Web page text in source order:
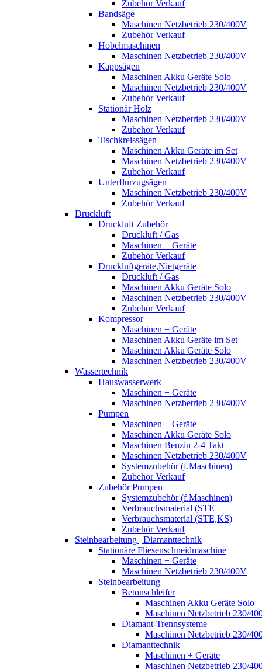
Zubehör Verkauf
Bandsäge
Maschinen Netzbetrieb 230/400V
Zubehör Verkauf
Hobelmaschinen
Maschinen Netzbetrieb 230/400V
Kappsägen
Maschinen Akku Geräte Solo
Maschinen Netzbetrieb 230/400V
Zubehör Verkauf
Stationär Holz
Maschinen Netzbetrieb 230/400V
Zubehör Verkauf
Tischkreissägen
Maschinen Akku Geräte im Set
Maschinen Netzbetrieb 230/400V
Zubehör Verkauf
Unterflurzugsägen
Maschinen Netzbetrieb 230/400V
Zubehör Verkauf
Druckluft
Druckluft Zubehör
Druckluft / Gas
Maschinen + Geräte
Zubehör Verkauf
Druckluftgeräte,Nietgeräte
Druckluft / Gas
Maschinen Akku Geräte Solo
Maschinen Netzbetrieb 230/400V
Zubehör Verkauf
Kompressor
Maschinen + Geräte
Maschinen Akku Geräte im Set
Maschinen Akku Geräte Solo
Maschinen Netzbetrieb 230/400V
Wassertechnik
Hauswasserwerk
Maschinen + Geräte
Maschinen Netzbetrieb 230/400V
Pumpen
Maschinen + Geräte
Maschinen Akku Geräte Solo
Maschinen Benzin 2-4 Takt
Maschinen Netzbetrieb 230/400V
Systemzubehör (f.Maschinen)
Zubehör Verkauf
Zubehör Pumpen
Systemzubehör (f.Maschinen)
Verbrauchsmaterial (STE
Verbrauchsmaterial (STE,KS)
Zubehör Verkauf
Steinbearbeitung | Diamanttechnik
Stationäre Fliesenschneidmaschine
Maschinen + Geräte
Maschinen Netzbetrieb 230/400V
Steinbearbeitung
Betonschleifer
Maschinen Akku Geräte Solo
Maschinen Netzbetrieb 230/
Diamant-Trennsysteme
Maschinen Netzbetrieb 230/
Diamanttechnik
Maschinen + Geräte
Maschinen Netzbetrieb 230/